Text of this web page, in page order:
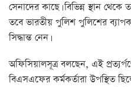
সেনাদের কাছে। বিভিন্ন স্থান
তবে ভারতীয় পুলিশ পুলিশের
সিদ্ধান্ত নেন।
অফিসিয়ালসূত্র বলছেন, এই
বিএসএফের কর্মকর্তারা উপস্থিত